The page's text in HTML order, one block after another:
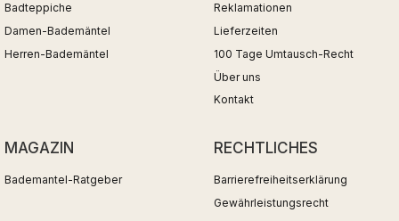
Badteppiche
Damen-Bademäntel
Herren-Bademäntel
Reklamationen
Lieferzeiten
100 Tage Umtausch-Recht
Über uns
Kontakt
MAGAZIN
Bademantel-Ratgeber
RECHTLICHES
Barrierefreiheitserklärung
Gewährleistungsrecht